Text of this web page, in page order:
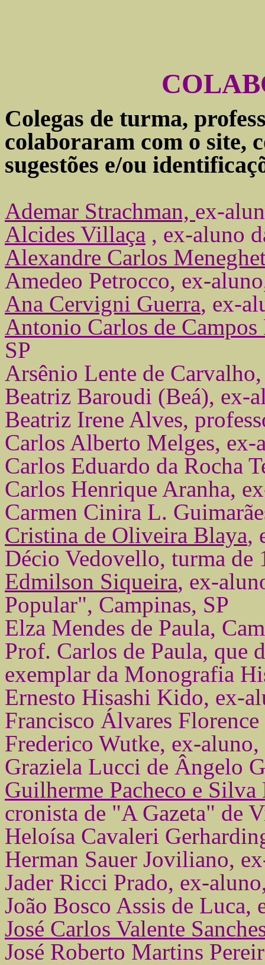
Colegas de turma,
colaboraram com o site,
sugestões e/ou
Ademar Strachman, ex-
Alcides Villaça , ex-aluno
Alexandre Carlos
Amedeo Petrocco, ex-
Ana Cervigni Guerra, ex-
Antonio Carlos de Campos
SP
Arsênio Lente de
Beatriz Baroudi (Beá), ex-
Beatriz Irene Alves,
Carlos Alberto Melges, ex-
Carlos Eduardo da Rocha
Carlos Henrique Aranha,
Carmen Cinira L.
Cristina de Oliveira Blaya,
Décio Vedovello, turma de
Edmilson Siqueira, ex-
Popular", Campinas, SP
Elza Mendes de Paula,
Prof. Carlos de Paula, que
exemplar da Monografia
Ernesto Hisashi Kido, ex-
Francisco Álvares
Frederico Wutke, ex-aluno,
Graziela Lucci de Ângelo
Guilherme Pacheco e Silva
cronista de "A Gazeta" de
Heloísa Cavaleri
Herman Sauer Joviliano,
Jader Ricci Prado, ex-
João Bosco Assis de Luca,
José Carlos Valente
José Roberto Martins